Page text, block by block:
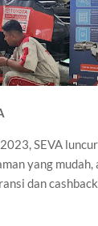
SEVA
yang mudah,
dan